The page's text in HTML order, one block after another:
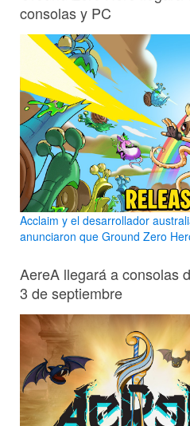
consolas y PC
Acclaim y el desarrollador
anunciaron que Ground Zero
AereA llegará a consolas
3 de septiembre